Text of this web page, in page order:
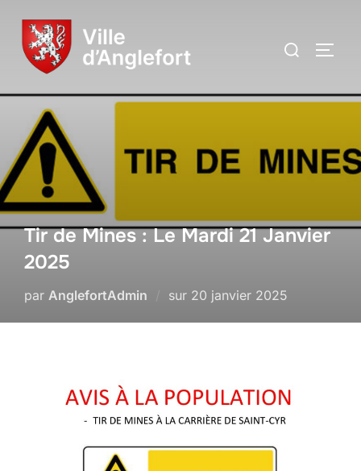
Tir de Mines : Le Mardi 21 Janvier
2025
par AnglefortAdmin sur 20 janvier 2025